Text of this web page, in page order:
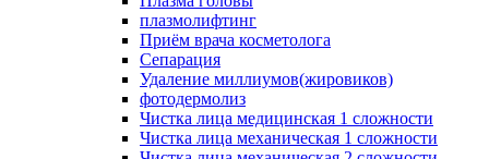
плазмолифтинг
Приём врача косметолога
Сепарация
Удаление миллиумов(жировиков)
фотодермолиз
Чистка лица медицинская 1 сложности
Чистка лица механическая 1 сложности